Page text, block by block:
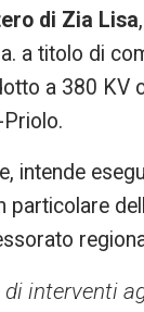
di Zia Lisa
a titolo di
a 380
Priolo.
intende
particolare
di interventi